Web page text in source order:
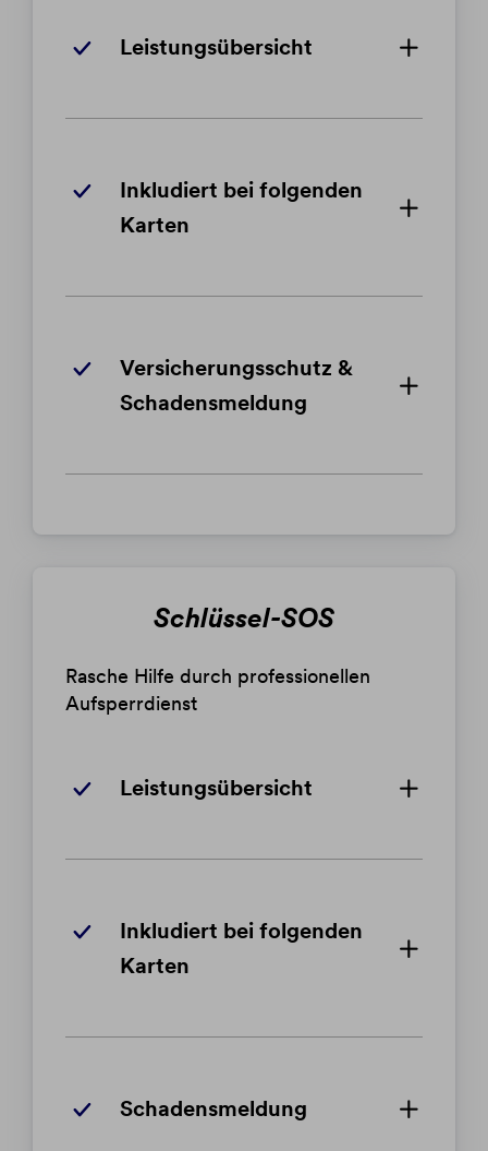
Leistungsübersicht
Inkludiert bei folgenden
Karten
Versicherungsschutz &
Schadensmeldung
Schlüssel-SOS
Rasche Hilfe durch professionellen
Aufsperrdienst
Leistungsübersicht
Inkludiert bei folgenden
Karten
Schadensmeldung